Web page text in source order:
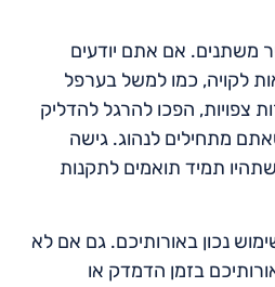
משתנים. אם אתם יודעים
לקויה, כמו למשל בערפל
צפויות, הפכו להרגל להדליק
מתחילים לנהוג. גישה
תמיד תואמים לתקנות
נכון באורותיכם. גם אם לא
בזמן הדמדק או